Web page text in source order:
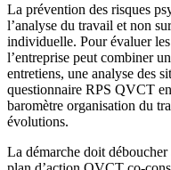
La prévention des risques
l’analyse du travail et non
individuelle. Pour évaluer
l’entreprise peut combiner
entretiens, une analyse des
questionnaire RPS QVCT
baromètre organisation du
évolutions.
La démarche doit